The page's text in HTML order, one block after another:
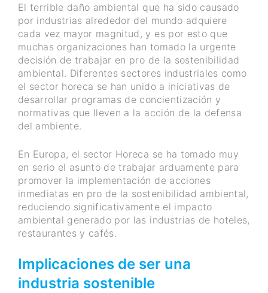
El terrible daño ambiental que ha sido causado
por industrias alrededor del mundo adquiere
cada vez mayor magnitud, y es por esto que
muchas organizaciones han tomado la urgente
decisión de trabajar en pro de la sostenibilidad
ambiental. Diferentes sectores industriales como
el sector horeca se han unido a iniciativas de
desarrollar programas de concientización y
normativas que lleven a la acción de la defensa
del ambiente.
En Europa, el sector Horeca se ha tomado muy
en serio el asunto de trabajar arduamente para
promover la implementación de acciones
inmediatas en pro de la sostenibilidad ambiental,
reduciendo significativamente el impacto
ambiental generado por las industrias de hoteles,
restaurantes y cafés.
Implicaciones de ser una
industria sostenible